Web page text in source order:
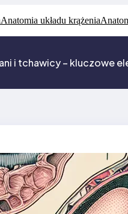
Anatomia układu krążenia
i tchawicy – kluczowe